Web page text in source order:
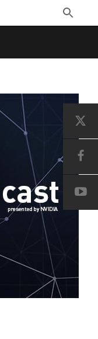
Toggle
Search